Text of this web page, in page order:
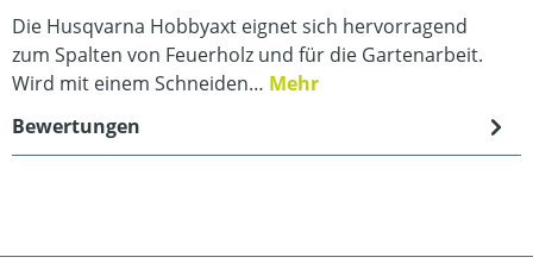
Die Husqvarna Hobbyaxt eignet sich hervorragend
zum Spalten von Feuerholz und für die Gartenarbeit.
Wird mit einem Schneiden… Mehr
Bewertungen